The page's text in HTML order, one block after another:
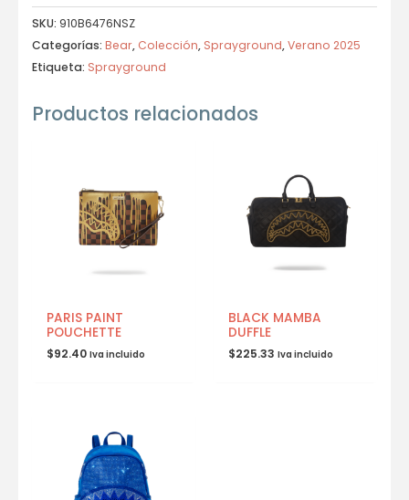
SKU: 910B6476NSZ
Categorías: Bear, Colección, Sprayground,Verano 2025
Etiqueta: Sprayground
Productos relacionados
PARIS PAINT
POUCHETTE
$92.40 Iva incluido
BLACK MAMBA
DUFFLE
$225.33 Iva incluido